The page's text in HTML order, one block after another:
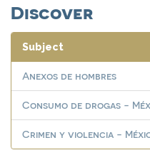
Discover
Subject
Anexos de hombres
Consumo de drogas -
Crimen y violencia -